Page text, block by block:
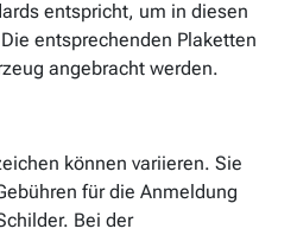
entspricht, um in diesen
entsprechenden Plaketten
angebracht werden.
können variieren. Sie
für die Anmeldung
Bei der